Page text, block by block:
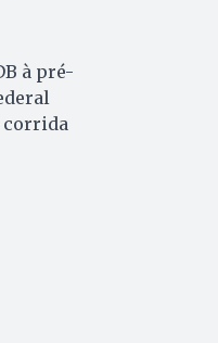
à pré-
corrida